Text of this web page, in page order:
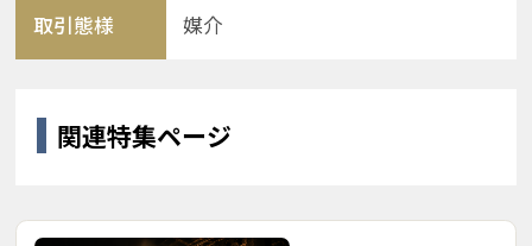
取引態様 媒介
関連特集ページ